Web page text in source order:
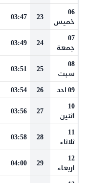
06
خميس
23
03:47
07
جمعة
24
03:49
08
سبت
25
03:51
09 احد 26
03:54
10
اثنين
27
03:56
11
ثلاثاء
28
03:58
12
اربعاء
29
04:00